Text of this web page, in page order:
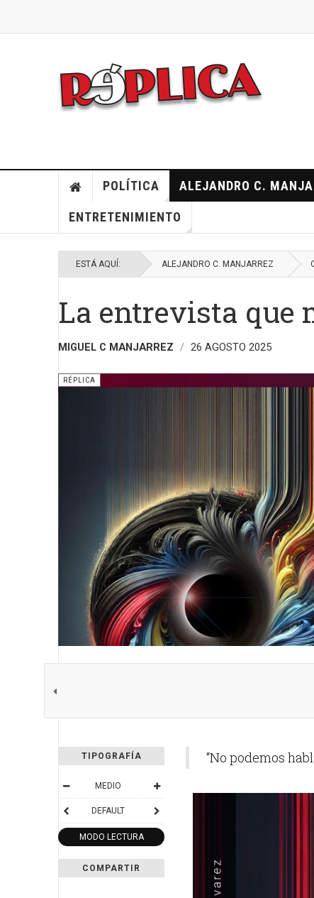
POLÍTICA ALEJANDRO C.
ENTRETENIMIENTO
ESTÁ AQUÍ: ALEJANDRO C. MANJARREZ
La entrevista que
MIGUEL C MANJARREZ 26 AGOSTO 2025
RÉPLICA
TIPOGRAFÍA
MEDIO
DEFAULT
MODO LECTURA
COMPARTIR
“No podemos